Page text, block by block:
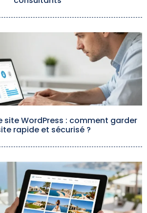
site WordPress : comment garder
rapide et sécurisé ?